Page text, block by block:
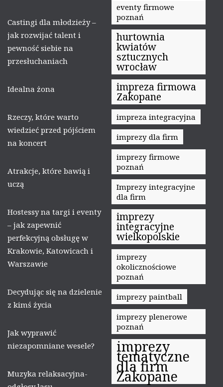
Castingi dla młodzieży –
jak rozwijać talent i
pewność siebie na
przesłuchaniach
Idealna żona
Rzeczy, które warto
wiedzieć przed pójściem
na koncert
Atrakcje, które bawią i
uczą
Hostessy na targi i eventy
– jak zapewnić
perfekcyjną obsługę w
Krakowie, Katowicach i
Warszawie
Decydując się na dzielenie
z kimś życia
Jak wyprawić
niezapomniane wesele?
Muzyka relaksacyjna-
eventy firmowe
poznań
hurtownia
kwiatów
sztucznych
wrocław
impreza firmowa
Zakopane
impreza integracyjna
imprezy dla firm
imprezy firmowe
poznań
Imprezy integracyjne
dla firm
imprezy
integracyjne
wielkopolskie
imprezy
okolicznościowe
poznań
imprezy paintball
imprezy plenerowe
poznań
imprezy
tematyczne
dla firm
Zakopane